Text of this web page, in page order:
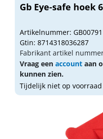
Gb Eye-safe hoek
Artikelnummer: GB00791
Gtin: 8714318036287
Fabrikant artikel
Vraag een account aan
kunnen zien.
Tijdelijk niet op voorraad